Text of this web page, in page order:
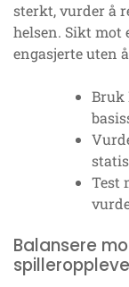
sterkt, vurder å
helsen. Sikt mot
engasjerte uten
Bruk
Test
Balansere